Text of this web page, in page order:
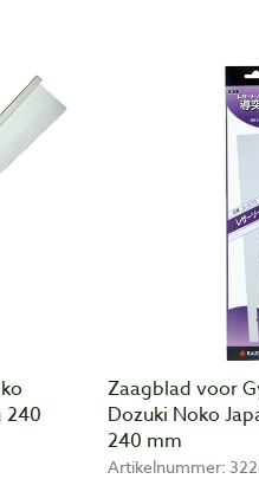
240
Zaagblad voor
Dozuki Noko
240 mm
Artikelnummer: